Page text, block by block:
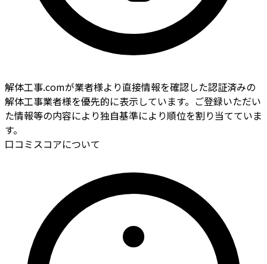
解体工事.comが業者様より直接情報を確認した認証済みの
解体工事業者様を優先的に表示しています。ご登録いただい
た情報等の内容により独自基準により順位を割り当てていま
す。
口コミスコアについて